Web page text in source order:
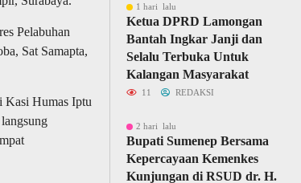
Pelabuhan
Sat Samapta,
Kasi Humas Iptu
1 hari lalu
Ketua DPRD Lamongan
Bantah Ingkar Janji dan
Selalu Terbuka Untuk
Kalangan Masyarakat
11 REDAKSI
2 hari lalu
Bupati Sumenep Bersama
Kepercayaan Kemenkes
Kunjungan di RSUD dr. H.